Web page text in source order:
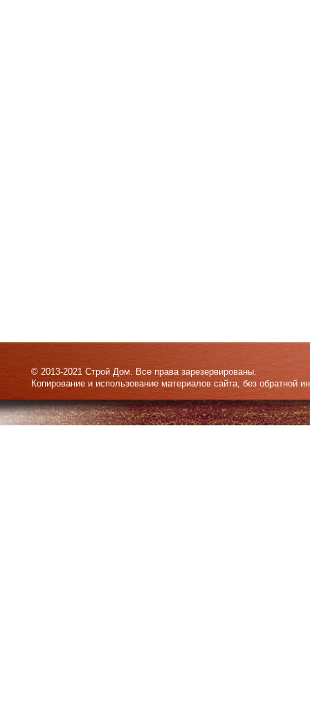
© 2013-2021 Строй Дом. Все права зарезервированы.
Копирование и использование материалов сайта, без обратной